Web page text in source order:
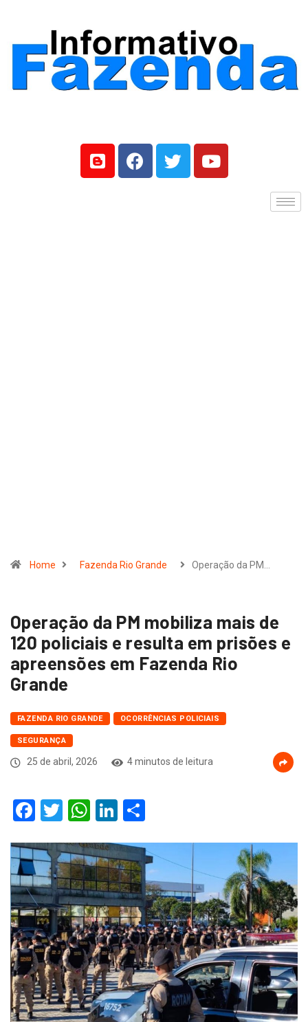
Home Fazenda Rio Grande Operação da PM…
Operação da PM mobiliza mais de
120 policiais e resulta em prisões e
apreensões em Fazenda Rio
Grande
FAZENDA RIO GRANDE OCORRÊNCIAS POLICIAIS
SEGURANÇA
25 de abril, 2026 4 minutos de leitura
Facebook
Twitter
WhatsApp
LinkedIn